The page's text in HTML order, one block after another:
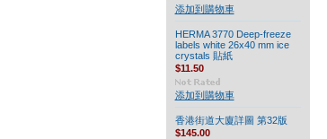
添加到購物車
HERMA 3770 Deep-freeze
labels white 26x40 mm ice
crystals 貼紙
$11.50
添加到購物車
香港街道大廈詳圖 第32版
$145.00